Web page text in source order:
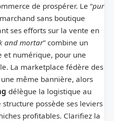
de prospérer. Le “pur
sans boutique
ses efforts sur la vente en
and mortar” combine un
et numérique, pour une
La marketplace fédère des
même bannière, alors
délègue la logistique au
structure possède ses leviers
profitables. Clarifiez la